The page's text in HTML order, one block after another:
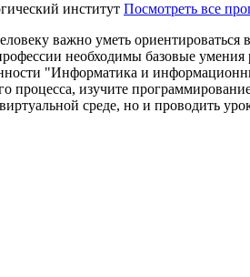
Посмотреть все
важно уметь
необходимы базовые
"Информатика и
процесса, изучите
виртуальной среде, но и проводить